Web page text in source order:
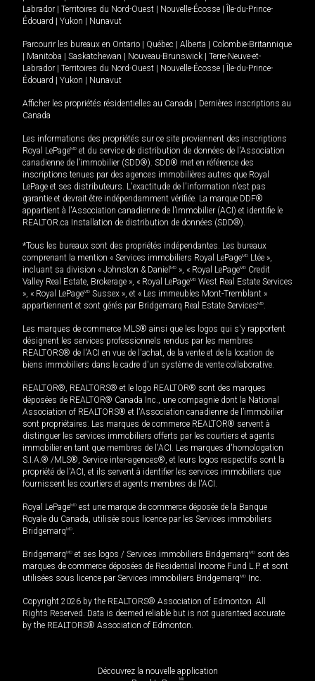
Labrador
Territoires du Nord-Ouest Nouvelle-Écosse
Île-du-Prince-
Édouard
Yukon Nunavut
Parcourir les bureaux en Ontario Québec Alberta
Colombie-Britannique
Manitoba Saskatchewan Nouveau-Brunswick
Terre-Neuve-et-
Labrador
Territoires du Nord-Ouest Nouvelle-Écosse
Île-du-Prince-
Édouard
Yukon Nunavut
Afficher les propriétés résidentielles au Canada
Dernières inscriptions au
Canada
Les informations des propriétés sur ce site proviennent des inscriptions
Royal LePageMD et du service de distribution de données de l'Association
canadienne de l’immobilier (SDD®). SDD® met en référence des
inscriptions tenues par des agences immobilières autres que Royal
LePage et ses distributeurs. L'exactitude de l'information n'est pas
garantie et devrait être indépendamment vérifiée. La marque DDF®
appartient à l'Association canadienne de l’immobilier (ACI) et identifie le
REALTOR.ca Installation de distribution de données (SDD®).
*Tous les bureaux sont des propriétés indépendantes. Les bureaux
comprenant la mention « Services immobiliers Royal LePageMD Ltée »,
incluant sa division « Johnston & Daniel MD », « Royal LePageMD Credit
Valley Real Estate, Brokerage », « Royal LePageMD West Real Estate Services
», « Royal LePageMD Sussex », et « Les immeubles Mont-Tremblant »
appartiennent et sont gérés par Bridgemarq Real Estate ServicesMD.
Les marques de commerce MLS® ainsi que les logos qui s'y rapportent
désignent les services professionnels rendus par les membres
REALTORS® de l'ACI en vue de l'achat, de la vente et de la location de
biens immobiliers dans le cadre d'un système de vente collaborative.
REALTOR®, REALTORS® et le logo REALTOR® sont des marques
déposées de REALTOR® Canada Inc., une compagnie dont la National
Association of REALTORS® et l'Association canadienne de l’immobilier
sont propriétaires. Les marques de commerce REALTOR® servent à
distinguer les services immobiliers offerts par les courtiers et agents
immobilier en tant que membres de l'ACI. Les marques d'homologation
S.I.A.® /MLS®, Service inter-agences®, et leurs logos respectifs sont la
propriété de l'ACI, et ils servent à identifier les services immobiliers que
fournissent les courtiers et agents membres de l'ACI.
Royal LePageMD est une marque de commerce déposée de la Banque
Royale du Canada, utilisée sous licence par les Services immobiliers
BridgemarqMD.
BridgemarqMD et ses logos / Services immobiliers BridgemarqMD sont des
marques de commerce déposées de Residential Income Fund L.P. et sont
utilisées sous licence par Services immobiliers BridgemarqMD Inc.
Copyright 2026 by the REALTORS® Association of Edmonton. All
Rights Reserved. Data is deemed reliable but is not guaranteed accurate
by the REALTORS® Association of Edmonton.
Découvrez la nouvelle application
MD